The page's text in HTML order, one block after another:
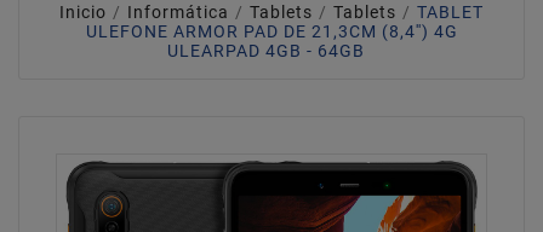
Inicio Informática Tablets Tablets
TABLET
ULEFONE ARMOR PAD DE 21,3CM (8,4'') 4G
ULEARPAD 4GB - 64GB